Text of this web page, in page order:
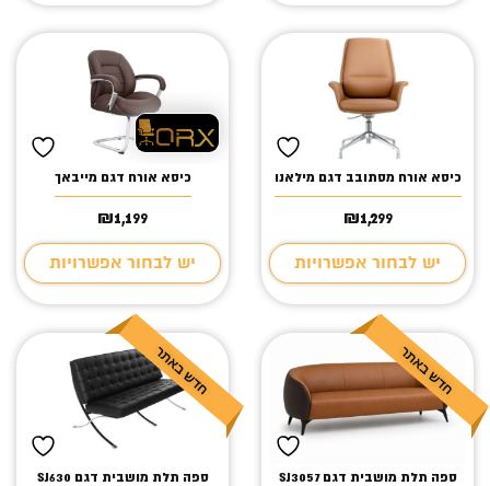
כיסא אורח מסתובב דגם מילאנו
₪1,299
יש לבחור אפשרויות
כיסא אורח דגם מייבאך
₪1,199
יש לבחור אפשרויות
ספה תלת מושבית דגם SJ3057 ספה תלת מושבית דגם SJ630